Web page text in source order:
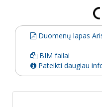
Duomenų lapas
BIM failai
Pateikti daugiau